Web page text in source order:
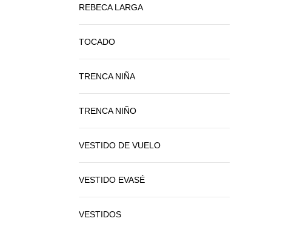
REBECA LARGA
TOCADO
TRENCA NIÑA
TRENCA NIÑO
VESTIDO DE VUELO
VESTIDO EVASÉ
VESTIDOS